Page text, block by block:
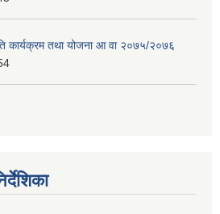
कार्यक्रम तथा योजना आ वा २०७५/२०७६